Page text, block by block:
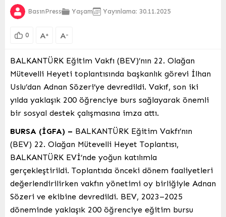
BasınPress Yaşam Yayınlama: 30.11.2025
0 A+ A-
BALKANTÜRK Eğitim Vakfı (BEV)’nın 22. Olağan
Mütevelli Heyeti toplantısında başkanlık görevi İlhan
Uslu’dan Adnan Sözeri’ye devredildi. Vakıf, son iki
yılda yaklaşık 200 öğrenciye burs sağlayarak önemli
bir sosyal destek çalışmasına imza attı.
BURSA (İGFA) – BALKANTÜRK Eğitim Vakfı’nın
(BEV) 22. Olağan Mütevelli Heyet Toplantısı,
BALKANTÜRK EVİ’nde yoğun katılımla
gerçekleştirildi. Toplantıda önceki dönem faaliyetleri
değerlendirilirken vakfın yönetimi oy birliğiyle Adnan
Sözeri ve ekibine devredildi. BEV, 2023–2025
döneminde yaklaşık 200 öğrenciye eğitim bursu